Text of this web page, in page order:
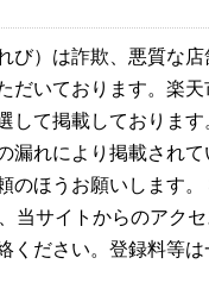
び）は詐欺、悪質な
だいております。楽
して掲載しております
漏れにより掲載され
のほうお願いします
当サイトからのアク
ください。登録料等は